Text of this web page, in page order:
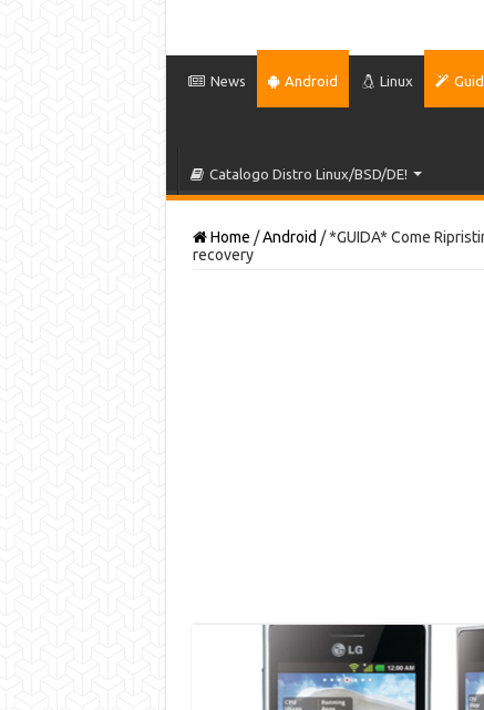
News Android Linux
Catalogo Distro Linux/BSD/DE!
Home / Android / *GUIDA* Come
recovery